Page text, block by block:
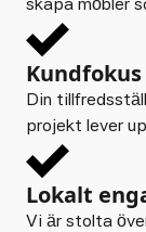
Kundfokus
Din
projekt lever
Lokalt
Vi är stolta